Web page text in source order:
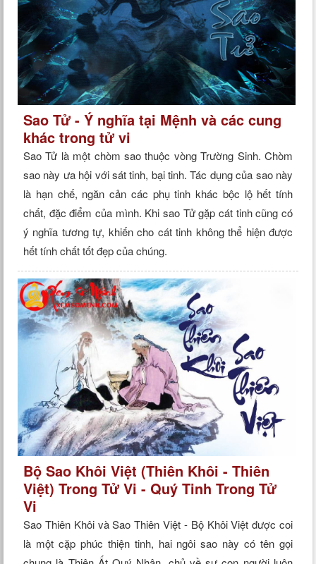
Sao Tử - Ý nghĩa tại Mệnh và các cung
khác trong tử vi
Sao Tử là một chòm sao thuộc vòng Trường Sinh. Chòm
sao này ưa hội với sát tinh, bại tinh. Tác dụng của sao này
là hạn chế, ngăn cản các phụ tinh khác bộc lộ hết tính
chất, đặc điểm của mình. Khi sao Tử gặp cát tinh cũng có
ý nghĩa tương tự, khiến cho cát tinh không thể hiện được
hết tính chất tốt đẹp của chúng.
Bộ Sao Khôi Việt (Thiên Khôi - Thiên
Việt) Trong Tử Vi - Quý Tinh Trong Tử
Vi
Sao Thiên Khôi và Sao Thiên Việt - Bộ Khôi Việt được coi
là một cặp phúc thiện tinh, hai ngôi sao này có tên gọi